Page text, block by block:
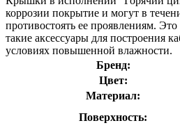
коррозии покрытие и могут в
противостоять ее проявлениям.
такие аксессуары для построения
условиях повышенной влажности.
Бренд:
Цвет:
Материал:
Поверхность: